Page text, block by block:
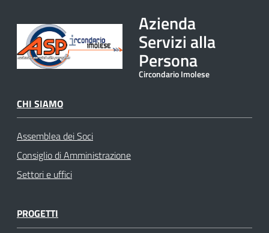
Azienda
Servizi alla
Persona
Circondario Imolese
CHI SIAMO
Assemblea dei Soci
Consiglio di Amministrazione
Settori e uffici
PROGETTI